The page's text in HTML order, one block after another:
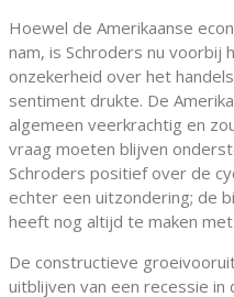
Hoewel de Amerikaanse
nam, is Schroders nu voorbij
onzekerheid over het
sentiment drukte. De
algemeen veerkrachtig en
vraag moeten blijven
Schroders positief over de
echter een uitzondering; de
heeft nog altijd te maken
De constructieve
uitblijven van een recessie in